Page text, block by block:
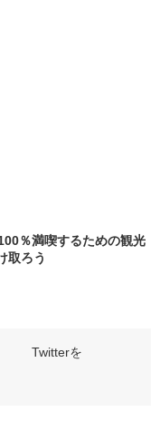
％満喫するための観光
取ろう